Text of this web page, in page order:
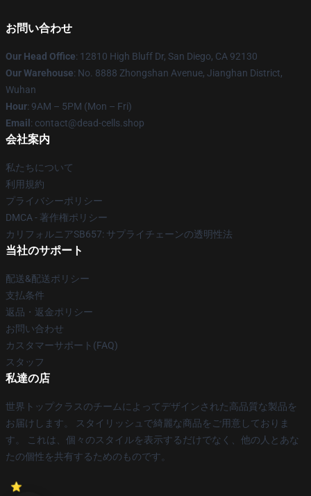
お問い合わせ
Our Head Office: 12810 High Bluff Dr, San Diego, CA 92130
Our Warehouse: No. 8888 Zhongshan Avenue, Jianghan District,
Wuhan
Hour: 9AM – 5PM (Mon – Fri)
Email : contact@dead-cells.shop
会社案内
私たちについて
利用規約
プライバシーポリシー
DMCA - 著作権ポリシー
カリフォルニアSB657: サプライチェーンの透明性法
当社のサポート
配送&配送ポリシー
支払条件
返品・返金ポリシー
お問い合わせ
カスタマーサポート(FAQ)
スタッフ
私達の店
世界トップクラスのチームによってデザインされた高品質な製品を
お届けします。 スタイリッシュで綺麗な商品をご用意しておりま
す。 これは、個々のスタイルを表示するだけでなく、他の人とあな
たの個性を共有するためのものです。